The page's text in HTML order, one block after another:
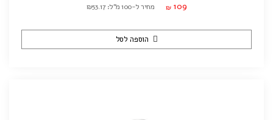
₪ 109 מחיר ל-100 מ"ל: ₪53.17
הוספה לסל